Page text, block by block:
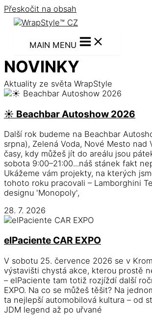
Přeskočit na obsah
MAIN MENU
NOVINKY
Aktuality ze světa WrapStyle
☀️ Beachbar Autoshow 2026
Další rok budeme na Beachbar
srpna), Zelená Voda, Nové Mesto nad
časy, kdy můžeš jít do areálu jsou
sobota 9:00–21:00...náš stánek fakt
Ukážeme vám projekty, na kterých
tohoto roku pracovali – Lamborghini
designu 'Monopoly',
28. 7. 2026
elPaciente CAR EXPO
V sobotu 25. července 2026 se v
výstavišti chystá akce, kterou prostě
– elPaciente tam totiž rozjíždí další
EXPO. Na co se můžeš těšit? Na
ta nejlepší automobilová kultura – od
JDM legend až po uřvané